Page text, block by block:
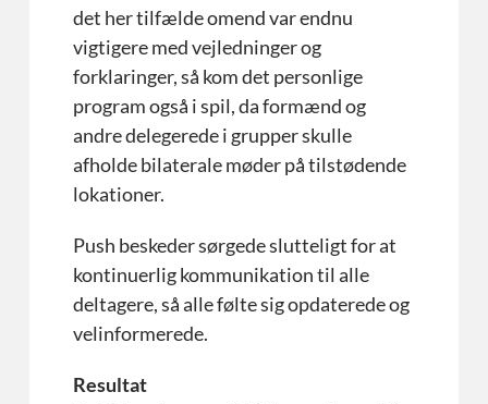
det her tilfælde omend var endnu
vigtigere med vejledninger og
forklaringer, så kom det personlige
program også i spil, da formænd og
andre delegerede i grupper skulle
afholde bilaterale møder på tilstødende
lokationer.
Push beskeder sørgede slutteligt for at
kontinuerlig kommunikation til alle
deltagere, så alle følte sig opdaterede og
velinformerede.
Resultat